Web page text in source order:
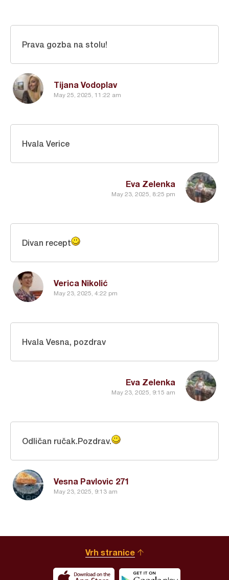
Tijana Vodoplav
May 25, 2025, 11:22 am
Prava gozba na stolu!
Eva Zelenka
May 23, 2025, 8:25 pm
Hvala Verice
Verica Nikolić
May 23, 2025, 4:22 pm
Divan recept
Eva Zelenka
May 23, 2025, 9:15 am
Hvala Vesna, pozdrav
Vesna Pavlovic 271
May 23, 2025, 9:13 am
Odličan ručak.Pozdrav.
Vrh stranice